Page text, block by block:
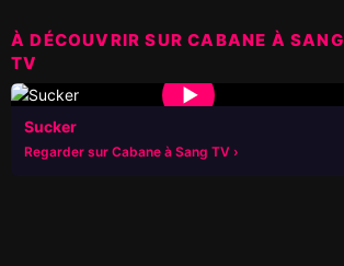
À DÉCOUVRIR SUR CABANE À SANG
TV
▶
Sucker
Regarder sur Cabane à Sang TV